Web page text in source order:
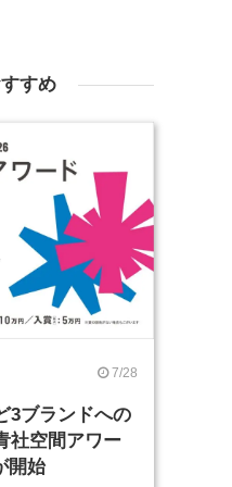
すめ
7/28
3ブランドへの
社空間アワー
開始